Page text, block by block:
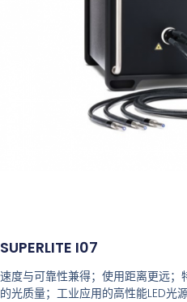
SUPERLITE I07
速度与可靠性兼得；使用距离更远
的光质量；工业应用的高性能LED光